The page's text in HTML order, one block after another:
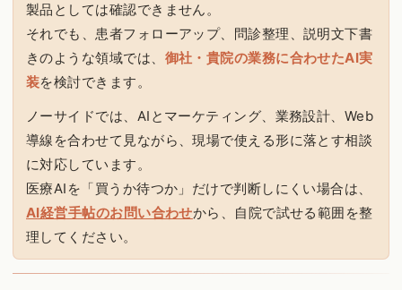
製品としては確認できません。
それでも、患者フォローアップ、問診整理、説明文下書
きのような領域では、 御社・貴院の業務に合わせたAI実
装を検討できます。
ノーサイドでは、AIとマーケティング、業務設計、Web
導線を合わせて見ながら、現場で使える形に落とす相談
に対応しています。
医療AIを「買うか待つか」だけで判断しにくい場合は、
AI経営手帖のお問い合わせから、自院で試せる範囲を整
理してください。